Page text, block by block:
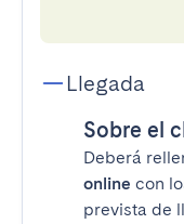
Llegada
Sobre el
Deberá
online con
prevista de